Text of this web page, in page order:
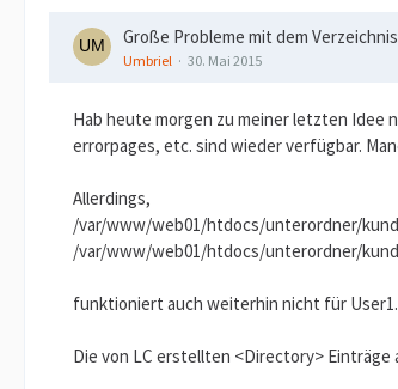
Große Probleme mit dem
Umbriel 30. Mai 2015
Hab heute morgen zu meiner letzten Idee
errorpages, etc. sind wieder verfügbar.
Allerdings,
/var/www/web01/htdocs/unterordner/
/var/www/web01/htdocs/unterordner/
funktioniert auch weiterhin nicht für User1.
Die von LC erstellten <Directory> Einträge